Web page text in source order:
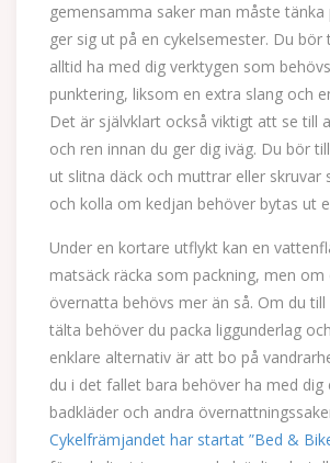
gemensamma saker man måste tänka
ger sig ut på en cykelsemester. Du bör
alltid ha med dig verktygen som
punktering, liksom en extra slang och
Det är självklart också viktigt att se till
och ren innan du ger dig iväg. Du bör
ut slitna däck och muttrar eller skruvar
och kolla om kedjan behöver bytas ut
Under en kortare utflykt kan en
matsäck räcka som packning, men
övernatta behövs mer än så. Om du till
tälta behöver du packa liggunderlag
enklare alternativ är att bo på
du i det fallet bara behöver ha med dig
badkläder och andra
Cykelfrämjandet har startat ”Bed &